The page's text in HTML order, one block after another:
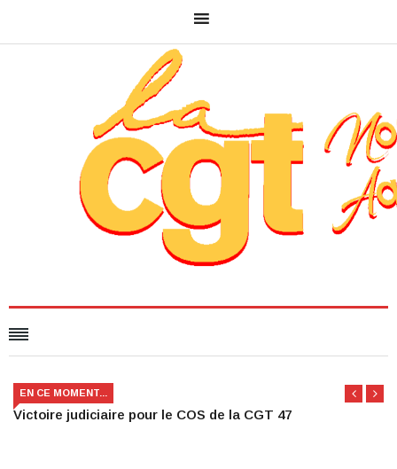
EN CE MOMENT...
Victoire judiciaire pour le COS de la CGT 47